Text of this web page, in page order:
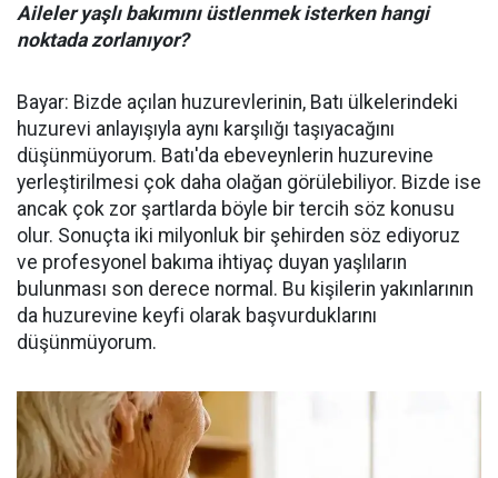
Aileler yaşlı bakımını üstlenmek isterken hangi
noktada zorlanıyor?
Bayar: Bizde açılan huzurevlerinin, Batı ülkelerindeki
huzurevi anlayışıyla aynı karşılığı taşıyacağını
düşünmüyorum. Batı'da ebeveynlerin huzurevine
yerleştirilmesi çok daha olağan görülebiliyor. Bizde ise
ancak çok zor şartlarda böyle bir tercih söz konusu
olur. Sonuçta iki milyonluk bir şehirden söz ediyoruz
ve profesyonel bakıma ihtiyaç duyan yaşlıların
bulunması son derece normal. Bu kişilerin yakınlarının
da huzurevine keyfi olarak başvurduklarını
düşünmüyorum.